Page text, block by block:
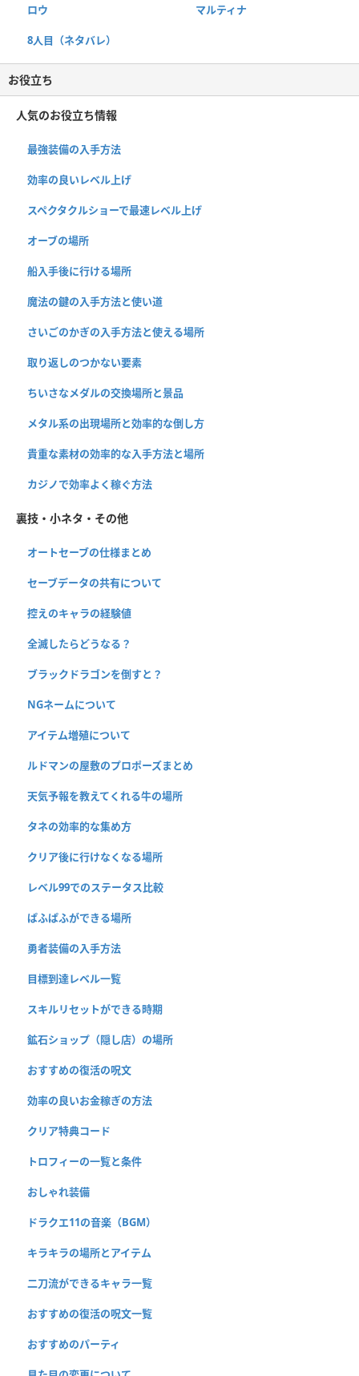
ロウ マルティナ
8人目（ネタバレ）
お役立ち
人気のお役立ち情報
最強装備の入手方法
効率の良いレベル上げ
スペクタクルショーで最速レベル上げ
オーブの場所
船入手後に行ける場所
魔法の鍵の入手方法と使い道
さいごのかぎの入手方法と使える場所
取り返しのつかない要素
ちいさなメダルの交換場所と景品
メタル系の出現場所と効率的な倒し方
貴重な素材の効率的な入手方法と場所
カジノで効率よく稼ぐ方法
裏技・小ネタ・その他
オートセーブの仕様まとめ
セーブデータの共有について
控えのキャラの経験値
全滅したらどうなる？
ブラックドラゴンを倒すと？
NGネームについて
アイテム増殖について
ルドマンの屋敷のプロポーズまとめ
天気予報を教えてくれる牛の場所
タネの効率的な集め方
クリア後に行けなくなる場所
レベル99でのステータス比較
ぱふぱふができる場所
勇者装備の入手方法
目標到達レベル一覧
スキルリセットができる時期
鉱石ショップ（隠し店）の場所
おすすめの復活の呪文
効率の良いお金稼ぎの方法
クリア特典コード
トロフィーの一覧と条件
おしゃれ装備
ドラクエ11の音楽（BGM）
キラキラの場所とアイテム
二刀流ができるキャラ一覧
おすすめの復活の呪文一覧
おすすめのパーティ